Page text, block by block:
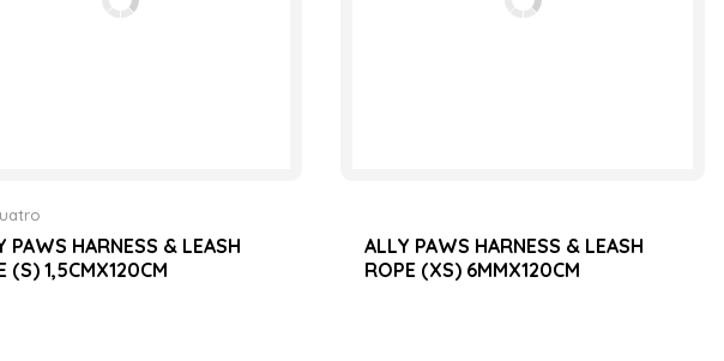
PAWS HARNESS & LEASH
(S) 1,5CMX120CM
ALLY PAWS HARNESS & LEASH
ROPE (XS) 6MMX120CM